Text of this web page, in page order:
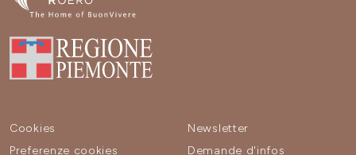
Cookies
Preferenze cookies
Newsletter
Demande d'infos